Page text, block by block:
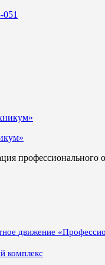
профессионального
движение
комплекс